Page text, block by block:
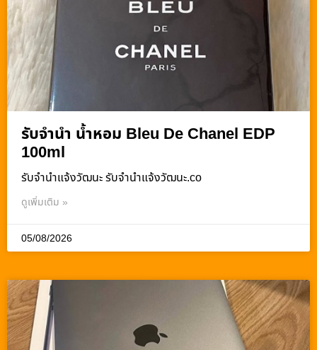
รับจำนำ น้ำหอม Bleu De Chanel EDP
100ml
รับจํานําแจ้งวัฒนะ รับจํานําแจ้งวัฒนะ.co
ดูเพิ่มเติม »
05/08/2026